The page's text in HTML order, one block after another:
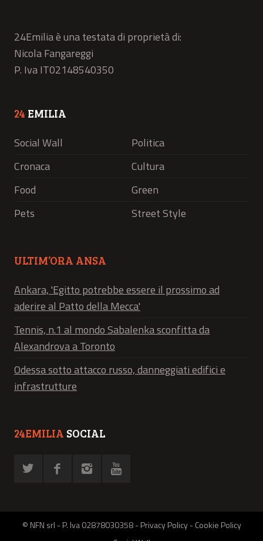
24Emilia è una testata di proprietà di:
Nicola Fangareggi
P. Iva IT02148540350
24 EMILIA
Social Wall
Politica
Cronaca
Cultura
Food
Green
Pets
Street Style
ULTIM’ORA ANSA
Ankara, 'Egitto potrebbe essere il prossimo ad
aderire al Patto della Mecca'
Tennis, n.1 al mondo Sabalenka sconfitta da
Alexandrova a Toronto
Odessa sotto attacco russo, danneggiati edifici e
infrastrutture
24EMILIA SOCIAL
© NFN srl - P. Iva 02878030358 -Privacy Policy-Cookie Policy